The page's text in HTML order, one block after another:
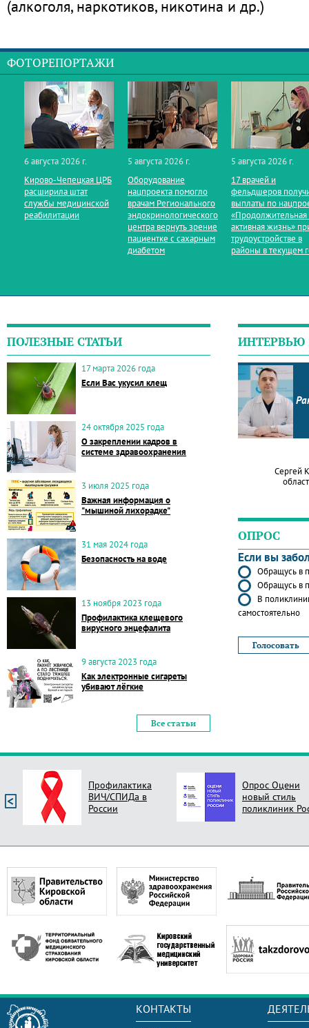
(алкоголя, наркотиков, никотина и др.)
ФОТОРЕПОРТАЖИ
6 августа 2026 г.
Кирово‑Чепецкая ЦРБ
расширила штат
службы медицинской
реабилитации
5 августа 2026 г.
Оборудование
нацпроекта помогло
врачам Регионального
эндокринологического
центра вернуть зрение
пациентке с сахарным
диабетом
5 августа 2026 г.
17 врачей и
фельдшеров
выплаты по
«Продолжительная
активная жизнь»
трудоустройстве в
районы в текущем
ПОЛЕЗНЫЕ СТАТЬИ
17 марта 2026 года
Если Вас укусил клещ
24 октября 2025 года
О закреплении кадров в
системе здравоохранения
3 июля 2025 года
Важная информация о
"мышиной лихорадке"
31 мая 2024 года
Безопасность на воде
13 ноября 2023 года
Профилактика клещевого
вирусного энцефалита
9 августа 2023 года
Как электронные сигареты
убивают лёгкие
Все статьи
ИНТЕРВЬЮ
Сергей
ОПРОС
Если вы
Обращусь в
Обращусь в
В
самостоятельно
Профилактика
ВИЧ/СПИДа в
России
Опрос Оцени
новый стиль
поликлиник
КОНТАКТЫ